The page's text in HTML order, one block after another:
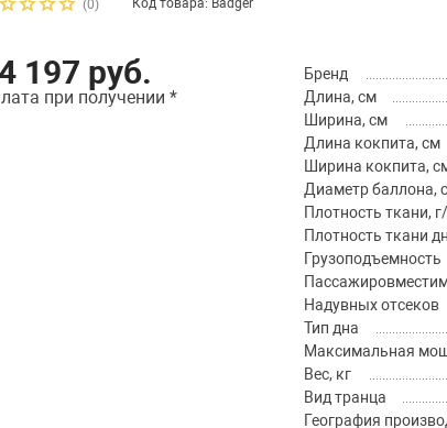
(0) Код товара: Badger
197 руб.
при получении *
Бренд
Длина, см
Ширина, см
Длина кокпита, см
Ширина кокпита,
Диаметр баллона,
Плотность ткани,
Плотность ткани
Грузоподъемность
Надувных отсеков
Тип дна
Максимальная
Вес, кг
Вид транца
География